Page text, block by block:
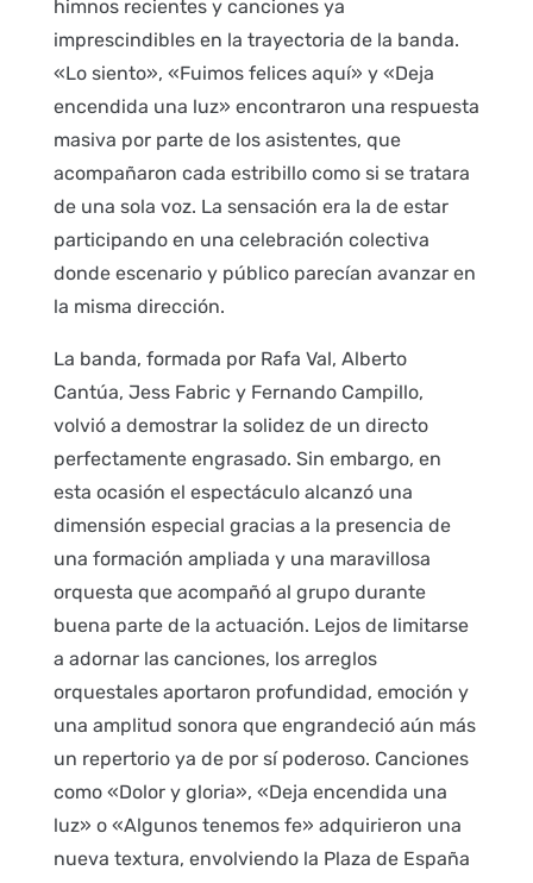
himnos recientes y canciones ya
imprescindibles en la trayectoria de la banda.
«Lo siento», «Fuimos felices aquí» y «Deja
encendida una luz» encontraron una respuesta
masiva por parte de los asistentes, que
acompañaron cada estribillo como si se tratara
de una sola voz. La sensación era la de estar
participando en una celebración colectiva
donde escenario y público parecían avanzar en
la misma dirección.
La banda, formada por Rafa Val, Alberto
Cantúa, Jess Fabric y Fernando Campillo,
volvió a demostrar la solidez de un directo
perfectamente engrasado. Sin embargo, en
esta ocasión el espectáculo alcanzó una
dimensión especial gracias a la presencia de
una formación ampliada y una maravillosa
orquesta que acompañó al grupo durante
buena parte de la actuación. Lejos de limitarse
a adornar las canciones, los arreglos
orquestales aportaron profundidad, emoción y
una amplitud sonora que engrandeció aún más
un repertorio ya de por sí poderoso. Canciones
como «Dolor y gloria», «Deja encendida una
luz» o «Algunos tenemos fe» adquirieron una
nueva textura, envolviendo la Plaza de España